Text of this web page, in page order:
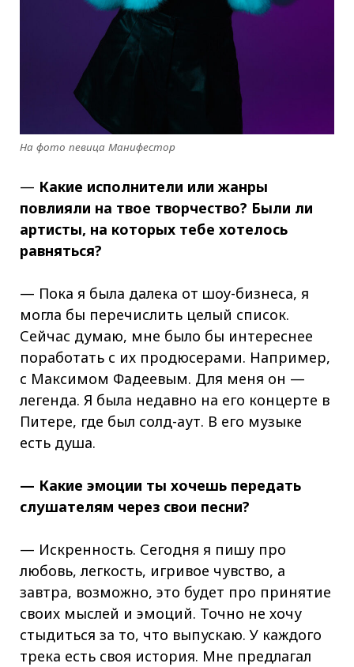
На фото певица Манифестор
— Какие исполнители или жанры
повлияли на твое творчество? Были ли
артисты, на которых тебе хотелось
равняться?
— Пока я была далека от шоу-бизнеса, я
могла бы перечислить целый список.
Сейчас думаю, мне было бы интереснее
поработать с их продюсерами. Например,
с Максимом Фадеевым. Для меня он —
легенда. Я была недавно на его концерте в
Питере, где был солд-аут. В его музыке
есть душа.
— Какие эмоции ты хочешь передать
слушателям через свои песни?
— Искренность. Сегодня я пишу про
любовь, легкость, игривое чувство, а
завтра, возможно, это будет про принятие
своих мыслей и эмоций. Точно не хочу
стыдиться за то, что выпускаю. У каждого
трека есть своя история. Мне предлагал